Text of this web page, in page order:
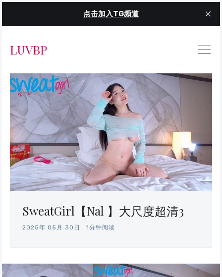
点击加入TG频道
LUVBP
SweatGirl【Nal 】大尺度超清3
2025年 05月 30日 1分钟阅读